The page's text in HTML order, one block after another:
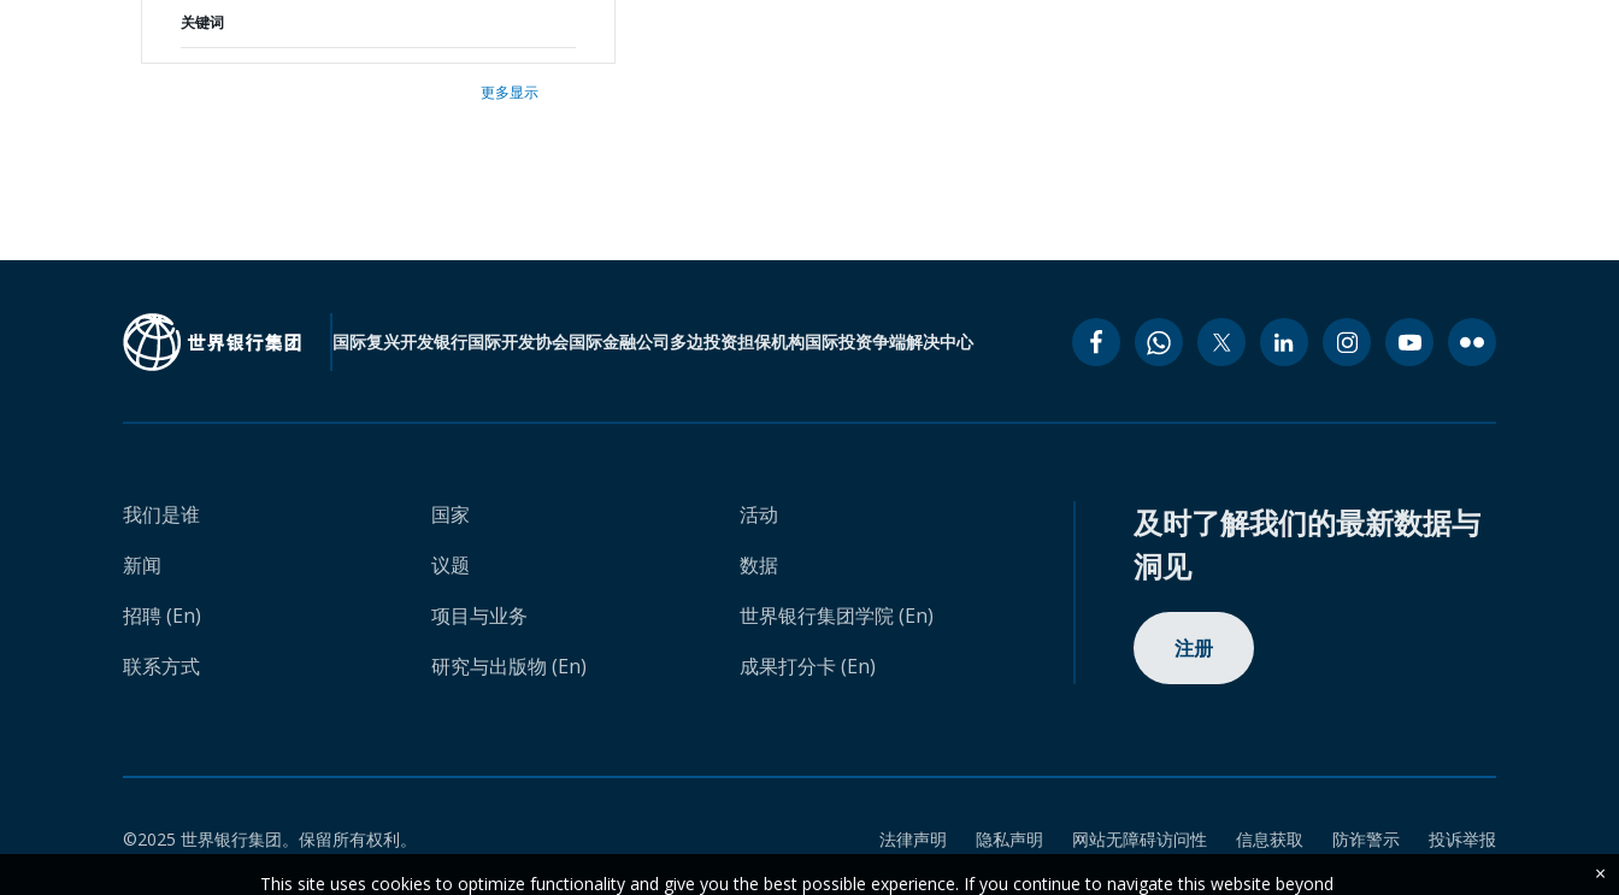
关键词
更多显示
国际复兴开发银行国际开发协会国际金融公司多边投资担保机构国际投资争端解决中心
我们是谁
新闻
招聘 (En)
联系方式
国家
议题
项目与业务
研究与出版物 (En)
活动
数据
世界银行集团学院 (En)
成果打分卡 (En)
及时了解我们的最新数据与
洞见
注册
©2025 世界银行集团。保留所有权利。 法律声明 隐私声明 网站无障碍访问性 信息获取 防诈警示
投诉举报
This site uses cookies to optimize functionality and give you the best possible experience. If you continue to navigate this website beyond
×